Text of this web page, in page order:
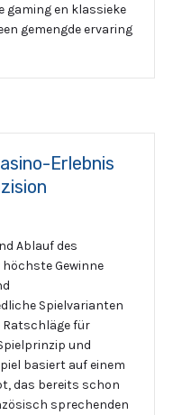
gaming en klassieke
gemengde ervaring
Erlebnis
Ablauf des
Gewinne
Spielvarianten
Ratschläge für
und
basiert auf einem
das bereits schon
sprechenden